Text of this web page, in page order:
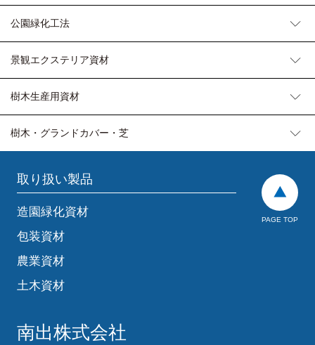
公園緑化工法
景観エクステリア資材
樹木生産用資材
樹木・グランドカバー・芝
PAGE TOP
取り扱い製品
造園緑化資材
包装資材
農業資材
土木資材
南出株式会社